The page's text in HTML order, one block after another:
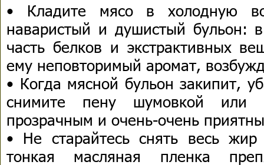
• Кладите мясо в холодную
наваристый и душистый бульон:
часть белков и экстрак­тивных
ему неповторимый аромат,
• Когда мясной бульон закипит,
снимите пену шумовкой или
прозрачным и очень-очень
• Не старайтесь снять весь жир
тонкая масляная пленка